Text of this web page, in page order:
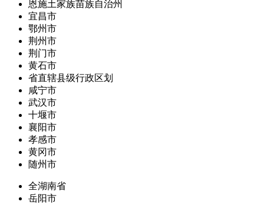
恩施土家族苗族自治州
宜昌市
鄂州市
荆州市
荆门市
黄石市
省直辖县级行政区划
咸宁市
武汉市
十堰市
襄阳市
孝感市
黄冈市
随州市
全湖南省
岳阳市